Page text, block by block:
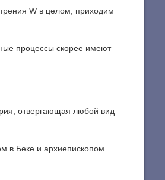
W в целом, приходим
процессы скорее имеют
отвергающая любой вид
в Беке и архиепископом